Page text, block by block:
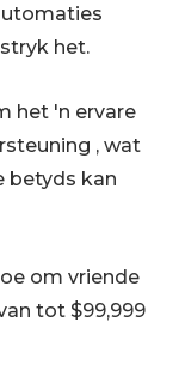
het.
het 'n ervare
, wat
betyds kan
om vriende
tot $99,999